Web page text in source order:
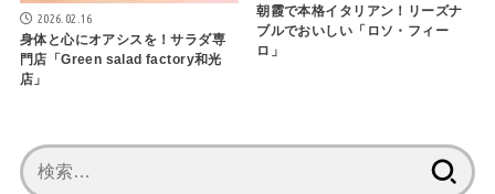
2026.02.16
身体と心にオアシスを！サラダ専
門店「Green salad factory和光
店」
朝霞で本格イタリアン！リーズナ
ブルでおいしい「ロソ・フィー
ロ」